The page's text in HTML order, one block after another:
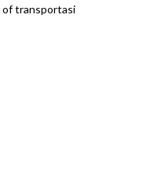
of transportasi